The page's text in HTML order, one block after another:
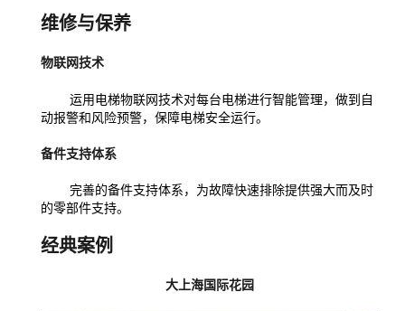
维修与保养
物联网技术
运用电梯物联网技术对每台电梯进行智能管理，做到自
动报警和风险预警，保障电梯安全运行。
备件支持体系
完善的备件支持体系，为故障快速排除提供强大而及时
的零部件支持。
经典案例
大上海国际花园